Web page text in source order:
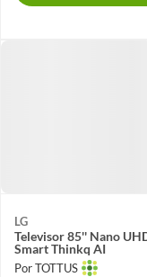
LG
Televisor 85'' Nano
Smart Thinkq AI
Por TOTTUS